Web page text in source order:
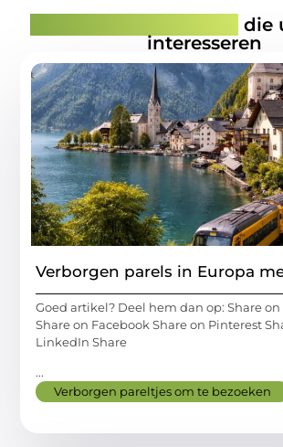
die
interesseren
Verborgen parels in Europa
Goed artikel? Deel hem dan op: Share on
Share on Facebook Share on Pinterest
LinkedIn Share
...
Verborgen pareltjes om te bezoeken